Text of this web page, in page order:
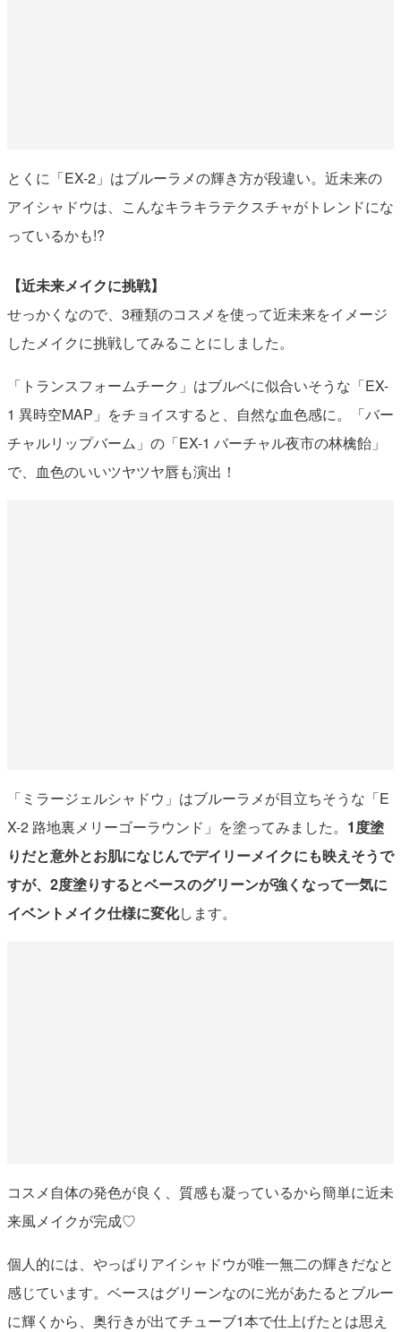
とくに「EX-2」はブルーラメの輝き方が段違い。近未来の
アイシャドウは、こんなキラキラテクスチャがトレンドにな
っているかも!?
【近未来メイクに挑戦】
せっかくなので、3種類のコスメを使って近未来をイメージ
したメイクに挑戦してみることにしました。
「トランスフォームチーク」はブルベに似合いそうな「EX-
1 異時空MAP」をチョイスすると、自然な血色感に。「バー
チャルリップバーム」の「EX-1 バーチャル夜市の林檎飴」
で、血色のいいツヤツヤ唇も演出！
「ミラージェルシャドウ」はブルーラメが目立ちそうな「E
X-2 路地裏メリーゴーラウンド」を塗ってみました。 1度塗
りだと意外とお肌になじんでデイリーメイクにも映えそうで
すが、2度塗りするとベースのグリーンが強くなって一気に
イベントメイク仕様に変化します。
コスメ自体の発色が良く、質感も凝っているから簡単に近未
来風メイクが完成♡
個人的には、やっぱりアイシャドウが唯一無二の輝きだなと
感じています。ベースはグリーンなのに光があたるとブルー
に輝くから、奥行きが出てチューブ1本で仕上げたとは思え